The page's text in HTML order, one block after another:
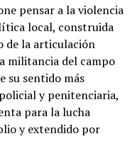
pensar a la violencia
local, construida
de la articulación
militancia del campo
su sentido más
y penitenciaria,
para la lucha
y extendido por